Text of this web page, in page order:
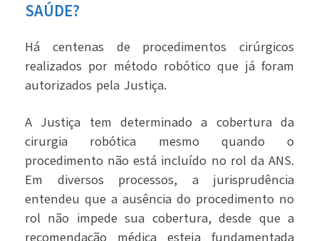
SAÚDE?
Há centenas de procedimentos cirúrgicos
realizados por método robótico que já foram
autorizados pela Justiça.
A Justiça tem determinado a cobertura da
cirurgia robótica mesmo quando o
procedimento não está incluído no rol da ANS.
Em diversos processos, a jurisprudência
entendeu que a ausência do procedimento no
rol não impede sua cobertura, desde que a